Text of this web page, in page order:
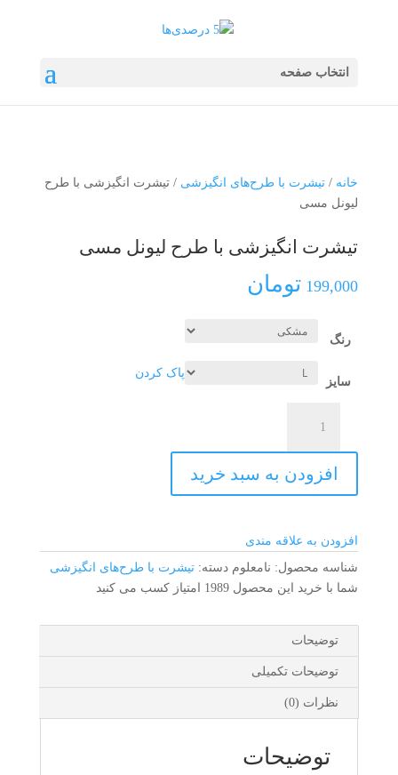
انتخاب صفحه
خانه / تیشرت با طرح‌های انگیزشی / تیشرت انگیزشی با طرح
لیونل مسی
تیشرت انگیزشی با طرح لیونل مسی
199,000 تومان
رنگ
سایز
پاک کردن
انگیزشی
با
طرح
لیونل
افزودن به سبد خرید
افزودن به علاقه مندی
شناسه محصول: نامعلوم دسته: تیشرت با طرح‌های انگیزشی
شما با خرید این محصول 1989 امتیاز کسب می کنید
توضیحات
توضیحات تکمیلی
نظرات (0)
توضیحات